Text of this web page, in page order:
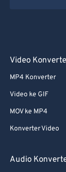
Video
MP4 Konverter
Video ke GIF
MOV ke MP4
Konverter Video
Audio